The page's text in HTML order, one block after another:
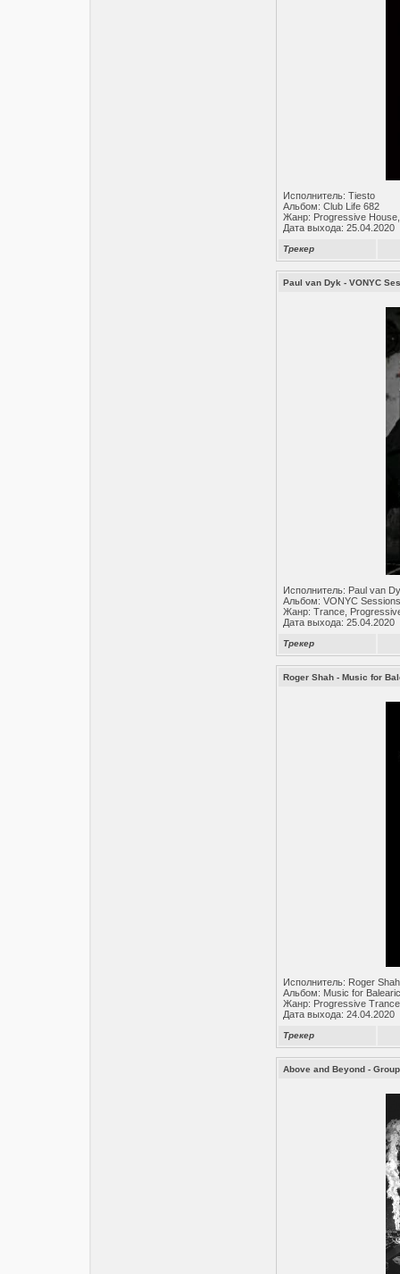
Исполнитель: Tiesto
Альбом: Club Life 682
Жанр: Progressive
Дата выхода: 25.04.2020
Трекер
Paul van Dyk - VONYC
Исполнитель: Paul van
Альбом: VONYC
Жанр: Trance,
Дата выхода: 25.04.2020
Трекер
Roger Shah - Music for
Исполнитель: Roger Shah
Альбом: Music for
Жанр: Progressive
Дата выхода: 24.04.2020
Трекер
Above and Beyond -